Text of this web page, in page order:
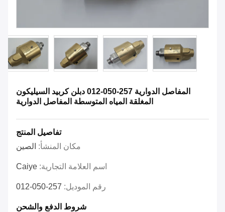
المفاصل الدوارية 257-050-012 دبلن كربيد السيليكون
المغلقة المياه المتوسطة المفاصل الدوارية
تفاصيل المنتج
مكان المنشأ: الصين
اسم العلامة التجارية: Caiye
رقم الموديل: 257-050-012
شروط الدفع والشحن